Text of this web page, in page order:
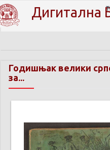
Дигитална
Годишњак велики
за...